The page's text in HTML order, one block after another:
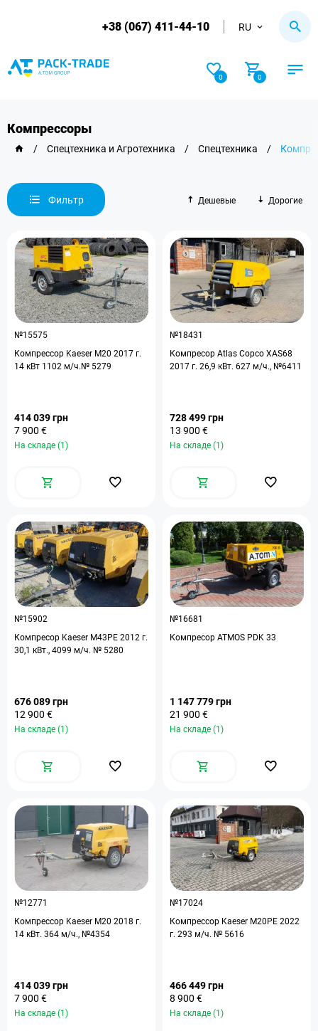
+38 (067) 411-44-10 RU
0 0
Компрессоры
/ Спецтехника и Агротехника / Спецтехника /
Фильтр Дешевые Дорогие
№15575
Компрессор Kaeser M20 2017 г.
14 кВт 1102 м/ч.№ 5279
414 039 грн
7 900 €
На складе (1)
№18431
Компресор Atlas Copco XAS68
2017 г. 26,9 кВт. 627 м/ч., №6411
728 499 грн
13 900 €
На складе (1)
№15902
Компресор Kaeser M43PE 2012 г.
30,1 кВт., 4099 м/ч. № 5280
676 089 грн
12 900 €
На складе (1)
№16681
Компресор ATMOS PDK 33
1 147 779 грн
21 900 €
На складе (1)
№12771
Компрессор Kaeser M20 2018 г.
14 кВт. 364 м/ч., №4354
414 039 грн
7 900 €
На складе (1)
№17024
Компрессор Kaeser M20PE 2022
г. 293 м/ч. № 5616
466 449 грн
8 900 €
На складе (1)